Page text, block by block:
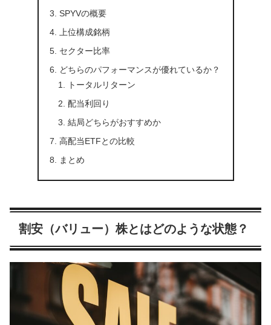
SPYVの概要
上位構成銘柄
セクター比率
どちらのパフォーマンスが優れているか？
トータルリターン
配当利回り
結局どちらがおすすめか
高配当ETFとの比較
まとめ
割安（バリュー）株とはどのような状態？